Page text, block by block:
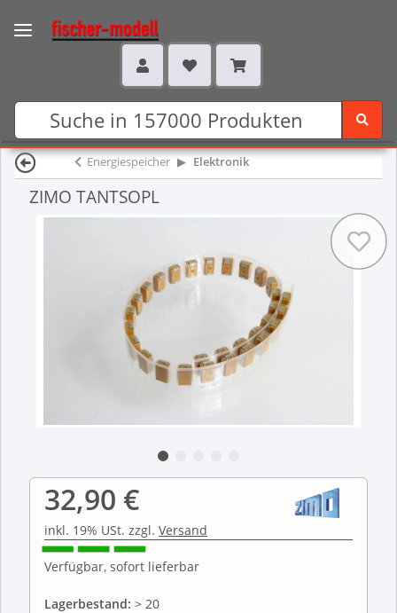
Energiespeicher Elektronik
ZIMO TANTSOPL
32,90 €
inkl. 19% USt. zzgl. Versand
Verfügbar, sofort lieferbar
Lagerbestand: > 20